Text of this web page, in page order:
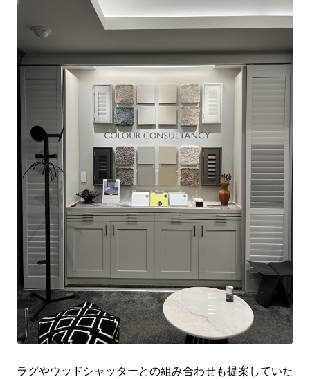
ラグやウッドシャッターとの組み合わせも提案していた